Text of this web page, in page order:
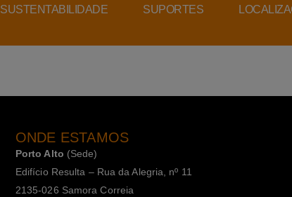
SUSTENTABILIDADE SUPORTES
ONDE ESTAMOS
Porto Alto (Sede)
Edifício Resulta – Rua da Alegria, nº 11
2135-026 Samora Correia